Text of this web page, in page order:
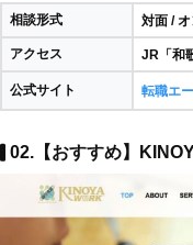
相談形式 対面 /
アクセス JR「和
公式サイト 転職エ
02.【おすすめ】